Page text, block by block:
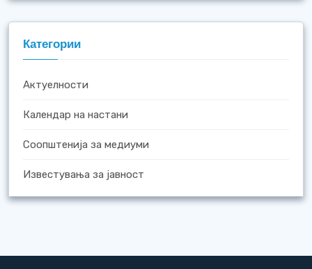
Категории
Актуелности
Календар на настани
Соопштенија за медиуми
Известувања за јавност